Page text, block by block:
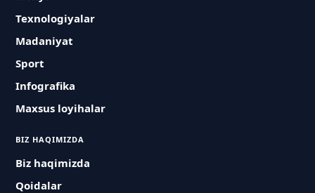
Texnologiyalar
Madaniyat
Sport
Infografika
Maxsus loyihalar
BIZ HAQIMIZDA
Biz haqimizda
Qoidalar